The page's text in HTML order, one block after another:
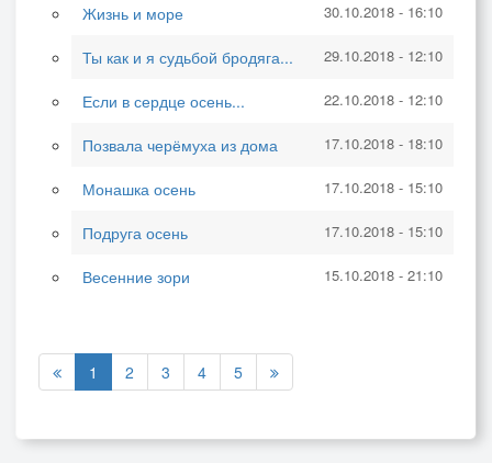
Жизнь и море 30.10.2018 - 16:10
Ты как и я судьбой бродяга... 29.10.2018 - 12:10
Если в сердце осень... 22.10.2018 - 12:10
Позвала черёмуха из дома 17.10.2018 - 18:10
Монашка осень 17.10.2018 - 15:10
Подруга осень 17.10.2018 - 15:10
Весенние зори 15.10.2018 - 21:10
1 2 3 4 5